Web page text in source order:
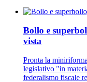
Bollo e
vista
Pronta la
legislativo "in
federalismo fiscale